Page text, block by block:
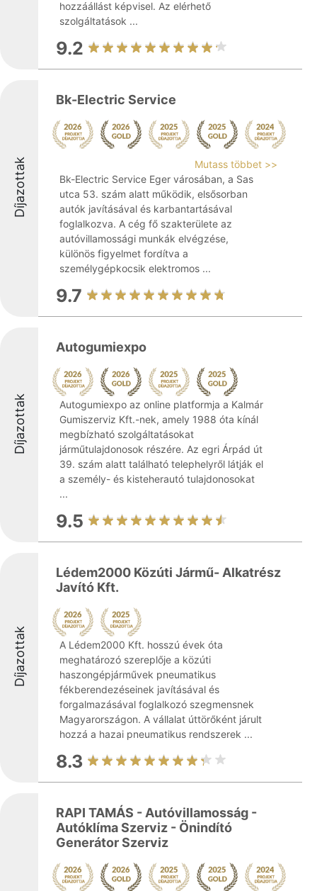
hozzáállást képvisel. Az elérhető
szolgáltatások ...
9.2
Díjazottak
Bk-Electric Service
Mutass többet >>
Bk-Electric Service Eger városában, a Sas
utca 53. szám alatt működik, elsősorban
autók javításával és karbantartásával
foglalkozva. A cég fő szakterülete az
autóvillamossági munkák elvégzése,
különös figyelmet fordítva a
személygépkocsik elektromos ...
9.7
Díjazottak
Autogumiexpo
Autogumiexpo az online platformja a Kalmár
Gumiszerviz Kft.-nek, amely 1988 óta kínál
megbízható szolgáltatásokat
járműtulajdonosok részére. Az egri Árpád út
39. szám alatt található telephelyről látják el
a személy- és kisteherautó tulajdonosokat
...
9.5
Díjazottak
Lédem2000 Közúti Jármű- Alkatrész
Javító Kft.
A Lédem2000 Kft. hosszú évek óta
meghatározó szereplője a közúti
haszongépjárművek pneumatikus
fékberendezéseinek javításával és
forgalmazásával foglalkozó szegmensnek
Magyarországon. A vállalat úttörőként járult
hozzá a hazai pneumatikus rendszerek ...
8.3
RAPI TAMÁS - Autóvillamosság -
Autóklíma Szerviz - Önindító
Generátor Szerviz